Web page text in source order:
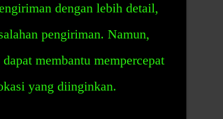
dengan lebih detail,
pengiriman. Namun,
membantu mempercepat
yang diinginkan.